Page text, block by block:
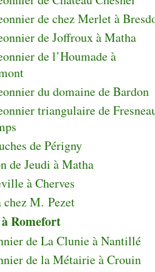
de chez Merlet à
de Joffroux à Matha
de l’Houmade à
du domaine de Bardon
triangulaire de
de Périgny
de Jeudi à Matha
à Cherves
chez M. Pezet
Romefort
de La Clunie à Nantillé
de la Métairie à Crouin